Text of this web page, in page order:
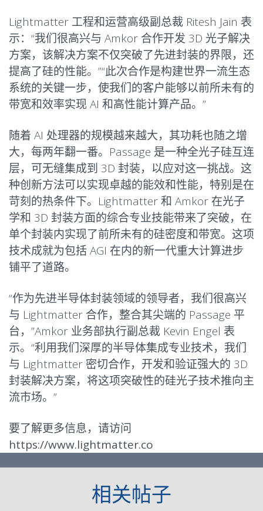
Lightmatter 工程和运营高级副总裁 Ritesh Jain 表
示：“我们很高兴与 Amkor 合作开发 3D 光子解决
方案，该解决方案不仅突破了先进封装的界限，还
提高了硅的性能。”“此次合作是构建世界一流生态
系统的关键一步，使我们的客户能够以前所未有的
带宽和效率实现 AI 和高性能计算产品。”
随着 AI 处理器的规模越来越大，其功耗也随之增
大，每两年翻一番。Passage 是一种全光子硅互连
层，可无缝集成到 3D 封装，以应对这一挑战。这
种创新方法可以实现卓越的能效和性能，特别是在
苛刻的热条件下。Lightmatter 和 Amkor 在光子
学和 3D 封装方面的综合专业技能带来了突破，在
单个封装内实现了前所未有的硅密度和带宽。这项
技术成就为包括 AGI 在内的新一代重大计算进步
铺平了道路。
“作为先进半导体封装领域的领导者，我们很高兴
与 Lightmatter 合作，整合其尖端的 Passage 平
台，”Amkor 业务部执行副总裁 Kevin Engel 表
示。“利用我们深厚的半导体集成专业技术，我们
与 Lightmatter 密切合作，开发和验证强大的 3D
封装解决方案，将这项突破性的硅光子技术推向主
流市场。”
要了解更多信息，请访问
https://www.lightmatter.co
相关帖子